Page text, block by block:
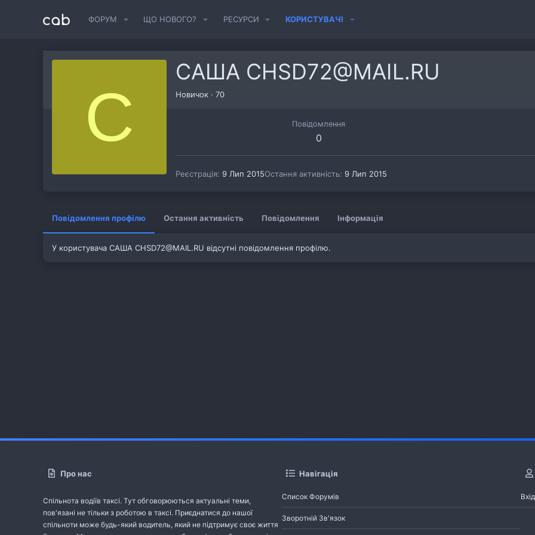
ФОРУМ ЩО НОВОГО? РЕСУРСИ КОРИСТУВАЧІ
С
САША CHSD72@MAIL.RU
Новичок · 70
Повідомлення
0
Реєстрація 9 Лип 2015Остання активність 9 Лип 2015
Повідомлення профілю Остання активність Повідомлення Інформація
У користувача САША CHSD72@MAIL.RU відсутні повідомлення профілю.
Про нас
Спільнота водіїв таксі. Тут обговорюються актуальні теми,
пов'язані не тільки з роботою в таксі. Приєднатися до нашої
спільноти може будь-який водитель, який не підтримує своє життя
Навігація
Список Форумів
Зворотній Зв'язок
Вхід